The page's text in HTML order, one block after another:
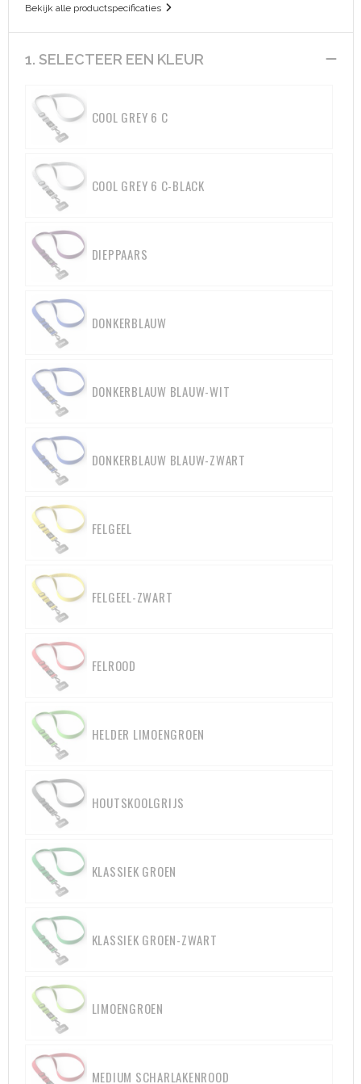
Aktetassen
Goodiebags
Autotassen
Collegetassen
Tablettassen
Kledingtassen
Heuptassen
Trolleys
Hygiëne en Persoonlijke verzorging
Gehoorbescherming
Bekijk alle productspecificaties
1. SELECTEER EEN KLEUR
COOL GREY 6 C
COOL GREY 6 C-BLACK
DIEPPAARS
DONKERBLAUW
DONKERBLAUW BLAUW-WIT
DONKERBLAUW BLAUW-ZWART
FELGEEL
FELGEEL-ZWART
FELROOD
HELDER LIMOENGROEN
HOUTSKOOLGRIJS
KLASSIEK GROEN
KLASSIEK GROEN-ZWART
LIMOENGROEN
MEDIUM SCHARLAKENROOD